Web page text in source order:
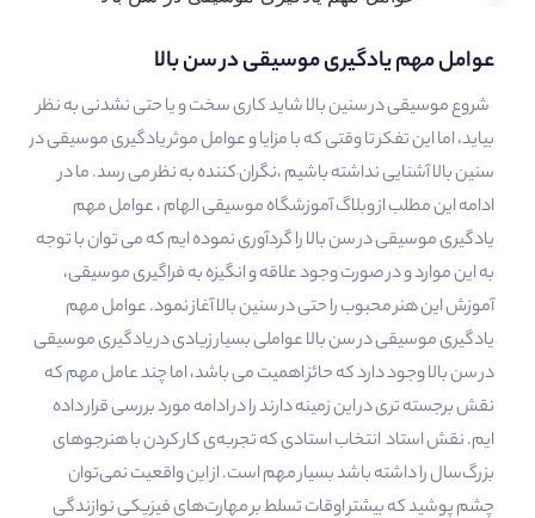
عوامل مهم یادگیری موسیقی در سن بالا
شروع موسیقی در سنین بالا شاید کاری سخت و یا حتی نشدنی به نظر
بیاید، اما این تفکر تا وقتی که با مزایا و عوامل موثر یادگیری موسیقی در
سنین بالا آشنایی نداشته باشیم ،نگران کننده به نظر می رسد. ما در
ادامه این مطلب از وبلاگ آموزشگاه موسیقی الهام ، عوامل مهم
یادگیری موسیقی در سن بالا را گردآوری نموده ایم که می توان با توجه
به این موارد و در صورت وجود علاقه و انگیزه به فراگیری موسیقی،
آموزش این هنر محبوب را حتی در سنین بالا آغاز نمود. عوامل مهم
یادگیری موسیقی در سن بالا عواملی بسیار زیادی در یادگیری موسیقی
در سن بالا وجود دارد که حائز اهمیت می باشد، اما چند عامل مهم که
نقش برجسته تری در این زمینه دارند را در ادامه مورد بررسی قرار داده
ایم. نقش استاد انتخاب استادی که تجربه‌ی کار کردن با هنرجوهای
بزرگ‌سال را داشته باشد بسیار مهم است. از این واقعیت نمی‌توان
چشم پوشید که بیشتر اوقات تسلط بر مهارت‌های فیزیکی نوازندگی